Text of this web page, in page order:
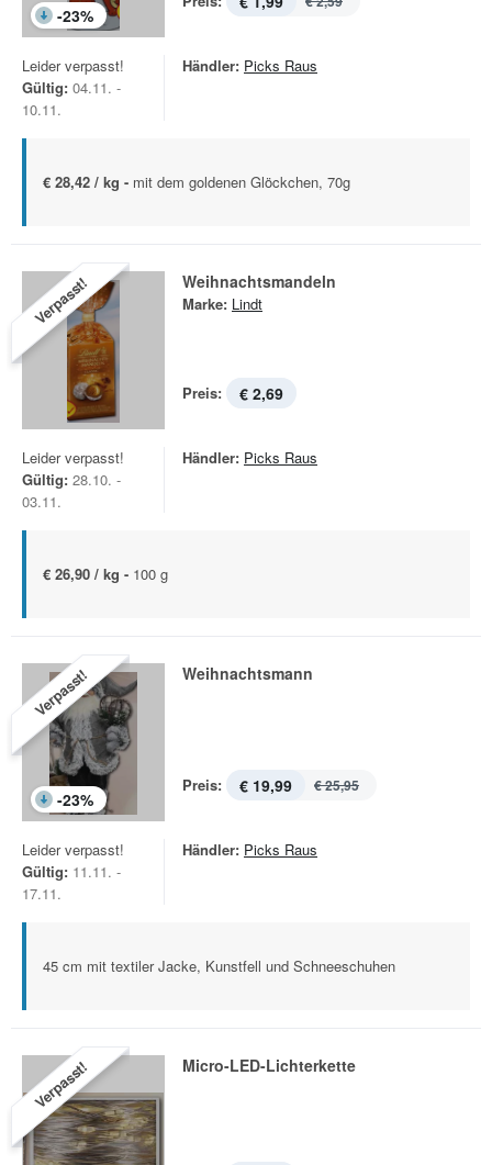
-23%
Leider verpasst!
Gültig: 04.11. -
10.11.
Händler: Picks Raus
€ 28,42 / kg - mit dem goldenen Glöckchen, 70g
Verpasst! Weihnachtsmandeln
Marke: Lindt
Preis: € 2,69
Leider verpasst!
Gültig: 28.10. -
03.11.
Händler: Picks Raus
€ 26,90 / kg - 100 g
Verpasst!
-23%
Weihnachtsmann
Preis: € 19,99 € 25,95
Leider verpasst!
Gültig: 11.11. -
17.11.
Händler: Picks Raus
45 cm mit textiler Jacke, Kunstfell und Schneeschuhen
Verpasst! Micro-LED-Lichterkette